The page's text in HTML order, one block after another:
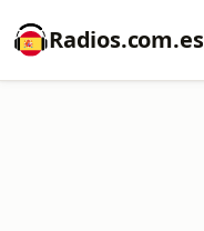
Radios.com.es